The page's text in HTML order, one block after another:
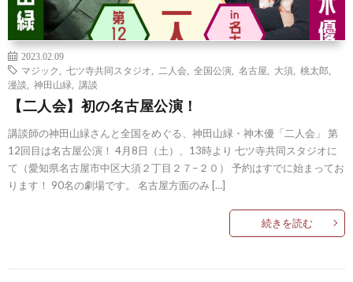
2023.02.09
マジック
七ツ寺共同スタジオ 二人会 全国公演 名古屋 大須 桃太郎
漫談
神田山緑 講談
【二人会】初の名古屋公演！
講談師の神田山緑さんと全国をめぐる、神田山緑・神木優「二人会」 第
12回目は名古屋公演！ 4月8日（土）、13時より 七ツ寺共同スタジオに
て（愛知県名古屋市中区大須２丁目２７−２０） 予約はすでに始まってお
ります！ 90名の劇場です。 名古屋方面のみ […]
続きを読む